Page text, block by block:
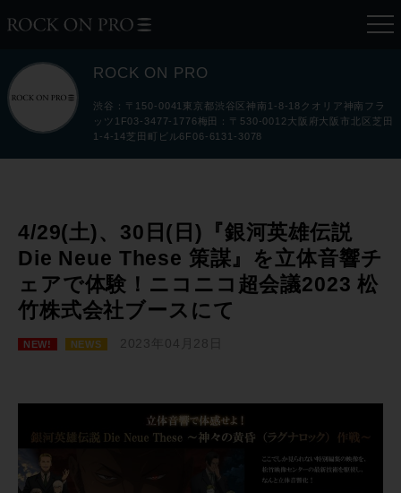
ROCK ON PRO
渋谷：〒150-0041東京都渋谷区神南1-8-18クオリア神南フラ
ッツ1F03-3477-1776梅田：〒530-0012大阪府大阪市北区芝田
1-4-14芝田町ビル6F06-6131-3078
4/29(土)、30日(日)『銀河英雄伝説
Die Neue These 策謀』を立体音響チ
ェアで体験！ニコニコ超会議2023 松
竹株式会社ブースにて
NEW! NEWS 2023年04月28日